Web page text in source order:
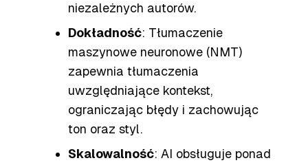
niezależnych autorów.
Dokładność: Tłumaczenie
maszynowe neuronowe (NMT)
zapewnia tłumaczenia
uwzględniające kontekst,
ograniczając błędy i zachowując
ton oraz styl.
Skalowalność: AI obsługuje ponad